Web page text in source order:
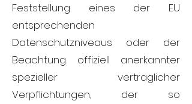
Feststellung eines der EU
entsprechenden
Datenschutzniveaus oder der
Beachtung offiziell anerkannter
spezieller vertraglicher
Verpflichtungen, der so